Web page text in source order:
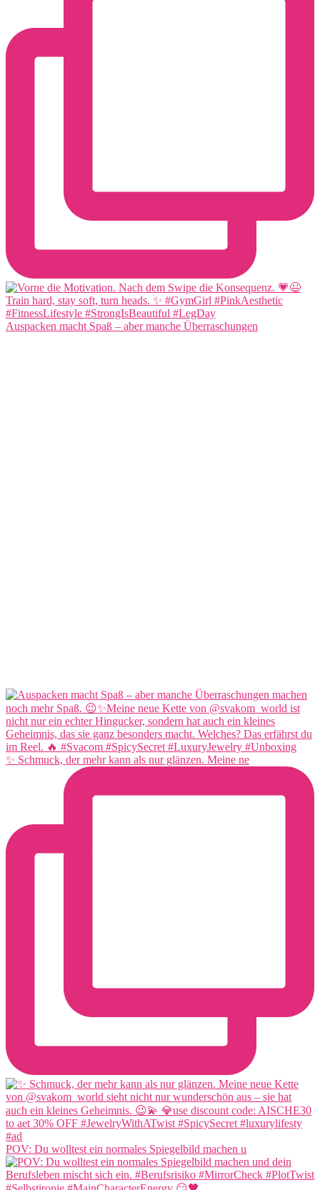
Auspacken macht Spaß – aber manche Überraschungen
✨ Schmuck, der mehr kann als nur glänzen. Meine ne
POV: Du wolltest ein normales Spiegelbild machen u